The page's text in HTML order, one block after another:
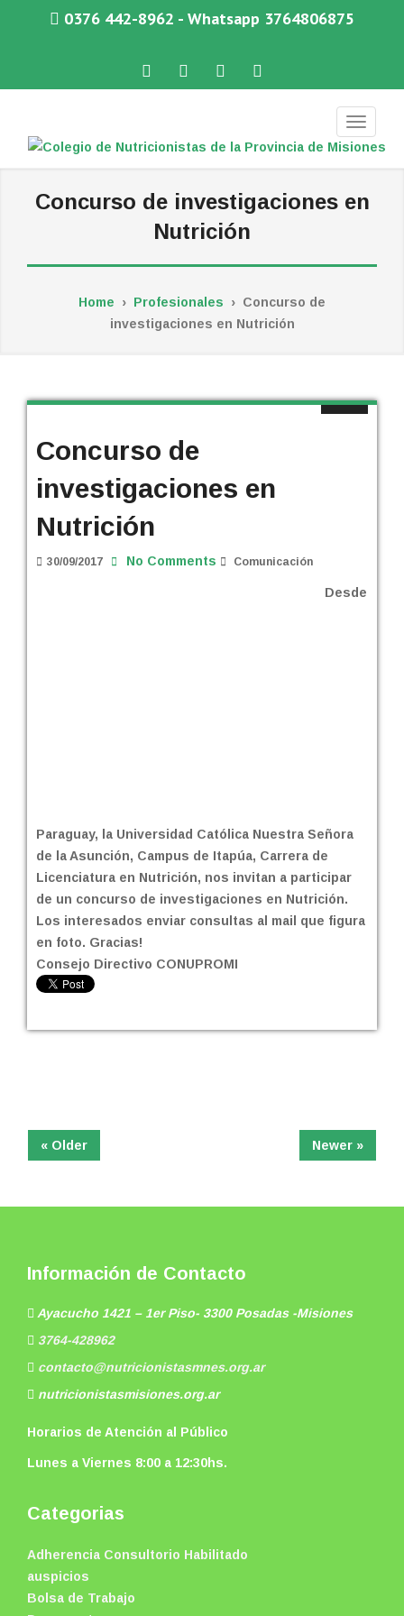
0376 442-8962 - Whatsapp 3764806875
FacebookTwitterInstagramWhatsApp
COLEGIO DE NUTRICIONISTAS DE LA PROVINCIA DE MISIONES
Concurso de investigaciones en
Nutrición
Home › Profesionales › Concurso de
investigaciones en Nutrición
Concurso de
investigaciones en
Nutrición
30/09/2017 No Comments Comunicación
Desde
Paraguay, la Universidad Católica Nuestra Señora
de la Asunción, Campus de Itapúa, Carrera de
Licenciatura en Nutrición, nos invitan a participar
de un concurso de investigaciones en Nutrición.
Los interesados enviar consultas al mail que figura
en foto. Gracias!
Consejo Directivo CONUPROMI
« Older Newer »
Información de Contacto
Ayacucho 1421 – 1er Piso- 3300 Posadas -Misiones
3764-428962
contacto@nutricionistasmnes.org.ar
nutricionistasmisiones.org.ar
Horarios de Atención al Público
Lunes a Viernes 8:00 a 12:30hs.
Categorias
Adherencia Consultorio Habilitado
auspicios
Bolsa de Trabajo